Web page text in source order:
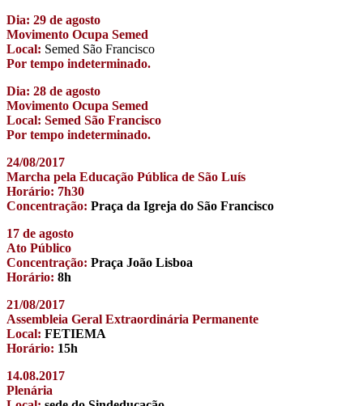
Dia: 29 de agosto
Movimento Ocupa Semed
Local: Semed São Francisco
Por tempo indeterminado.
Dia: 28 de agosto
Movimento Ocupa Semed
Local: Semed São Francisco
Por tempo indeterminado.
24/08/2017
Marcha pela Educação Pública de São Luís
Horário: 7h30
Concentração: Praça da Igreja do São Francisco
17 de agosto
Ato Público
Concentração: Praça João Lisboa
Horário: 8h
21/08/2017
Assembleia Geral Extraordinária Permanente
Local: FETIEMA
Horário: 15h
14.08.2017
Plenária